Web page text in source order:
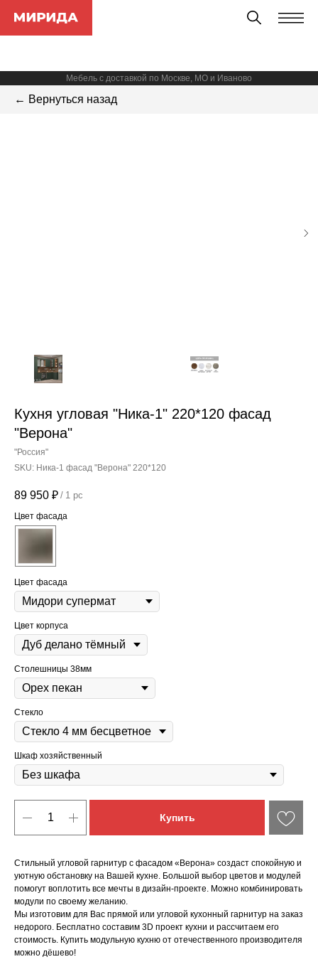
Мебель с доставкой по Москве, МО и Иваново
← Вернуться назад
Кухня угловая "Ника-1" 220*120 фасад
"Верона"
"Россия"
SKU: Ника-1 фасад "Верона" 220*120
89 950 ₽ / 1 pc
Цвет фасада
Цвет фасада
Цвет корпуса
Столешницы 38мм
Стекло
Шкаф хозяйственный
Купить
Стильный угловой гарнитур с фасадом «Верона» создаст спокойную и
уютную обстановку на Вашей кухне. Большой выбор цветов и модулей
помогут воплотить все мечты в дизайн-проекте. Можно комбинировать
модули по своему желанию.
Мы изготовим для Вас прямой или угловой кухонный гарнитур на заказ
недорого. Бесплатно составим 3D проект кухни и рассчитаем его
стоимость. Купить модульную кухню от отечественного производителя
можно дёшево!